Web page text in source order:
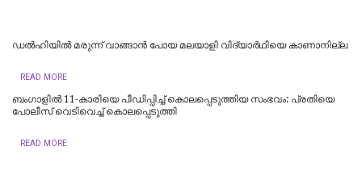
ഡല്‍ഹിയില്‍ മരുന്ന് വാങ്ങാൻ പോയ മലയാളി വിദ്യാർഥിയെ കാണാനില്ല
READ MORE
ബംഗാളിൽ 11-കാരിയെ പീഡിപ്പിച്ച് കൊലപ്പെടുത്തിയ സംഭവം: പ്രതിയെ
പോലീസ് വെടിവെച്ച് കൊലപ്പെടുത്തി
READ MORE